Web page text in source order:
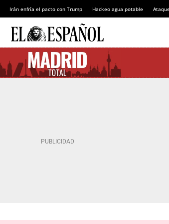
Irán enfría el pacto con Trump Hackeo agua potable